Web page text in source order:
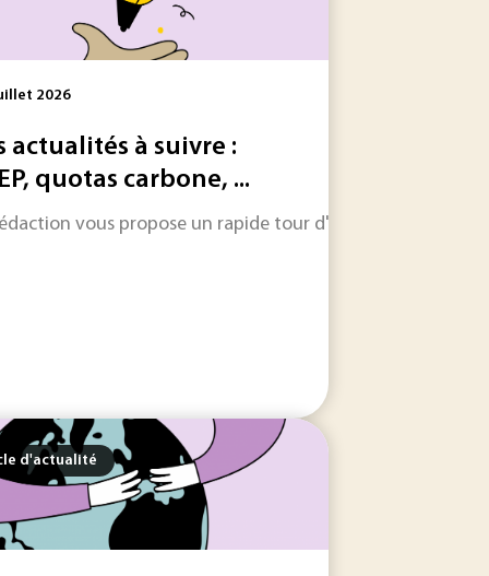
fonctionnement repose sur des infrastructures
les informations qui feront l'actualité industrielle dans
2026
actualités à suivre :
quotas carbone, ...
vous propose un rapide tour d'horizon sur les
d'actualité